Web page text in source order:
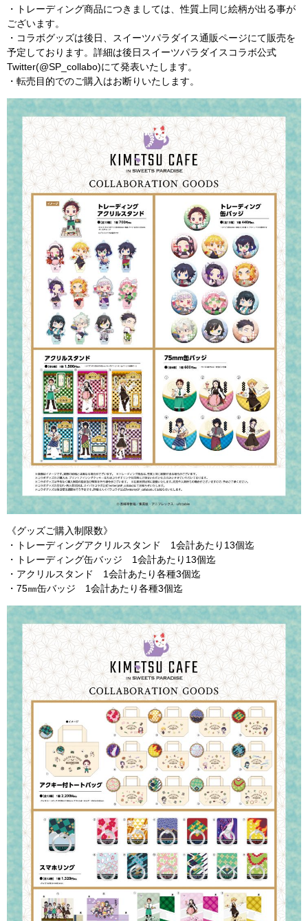
・トレーディング商品につきましては、性質上同じ絵柄が出る事が
ございます。
・コラボグッズは後日、スイーツパラダイス通販ページにて販売を
予定しております。詳細は後日スイーツパラダイスコラボ公式
Twitter(@SP_collabo)にて発表いたします。
・転売目的でのご購入はお断りいたします。
《グッズご購入制限数》
・トレーディングアクリルスタンド 1会計あたり13個迄
・トレーディング缶バッジ 1会計あたり13個迄
・アクリルスタンド 1会計あたり各種3個迄
・75㎜缶バッジ 1会計あたり各種3個迄